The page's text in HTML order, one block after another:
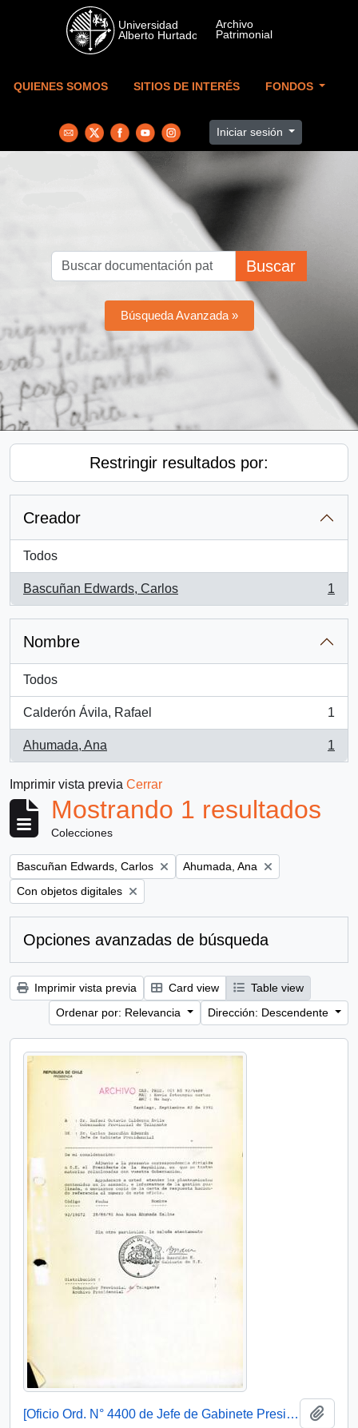
Skip to main content
QUIENES SOMOS SITIOS DE INTERÉS FONDOS
Iniciar sesión
Buscar
Búsqueda Avanzada »
Restringir resultados por:
Creador
Todos
Bascuñan Edwards, Carlos
, 1 resultados
1
Nombre
Todos
Calderón Ávila, Rafael
, 1 resultados
1
Ahumada, Ana
, 1 resultados
1
Imprimir vista previa Cerrar
Mostrando 1 resultados
Colecciones
Remove filter:
Bascuñan Edwards, Carlos Remove filter:
Ahumada, Ana
Remove filter:
Con objetos digitales
Opciones avanzadas de búsqueda
Imprimir vista previa Card view
Table view
Ordenar por: Relevancia
Dirección: Descendente
[Oficio Ord. N° 4400 de Jefe de Gabinete Presidencial, remite copia de carta]